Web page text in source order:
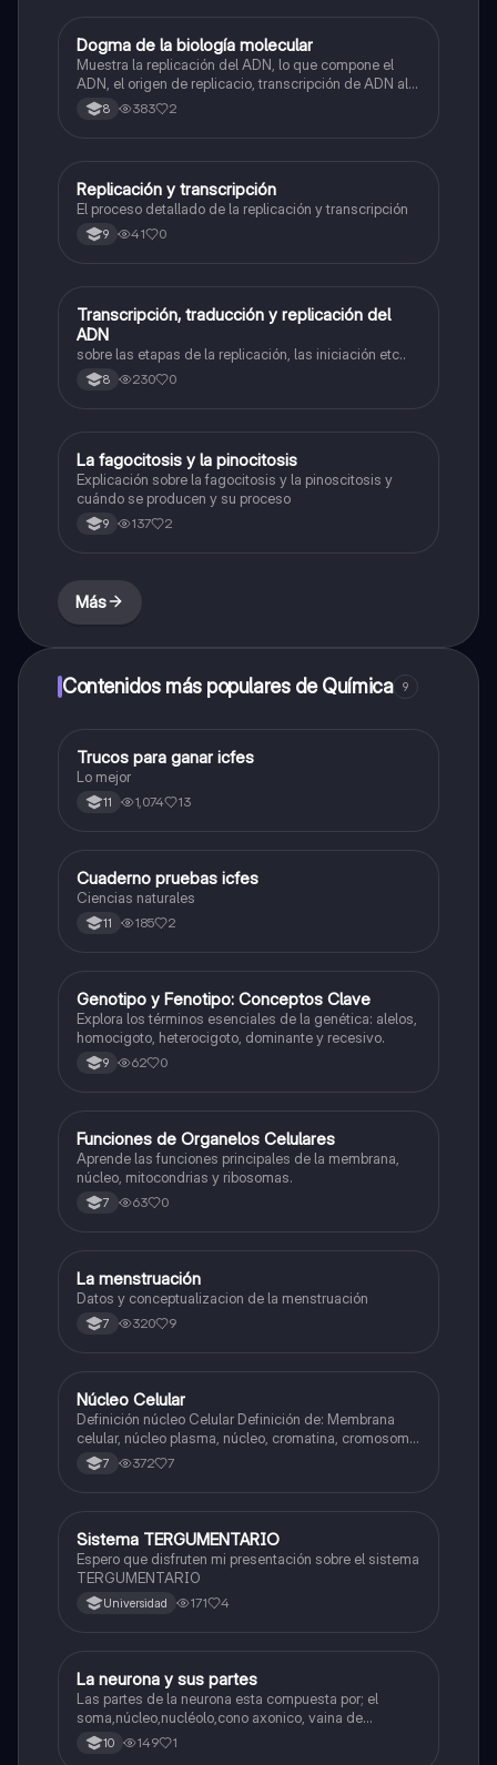
Biologia
Dogma de la biología molecular
Muestra la replicación del ADN, lo que compone el
ADN, el origen de replicacio, transcripción de ADN al
ARN y traducción de ARN a proteína.
8 383 2
Biologia
Replicación y transcripción
El proceso detallado de la replicación y transcripción
9 41 0
Biologia
Transcripción, traducción y replicación del
ADN
sobre las etapas de la replicación, las iniciación etc..
8 230 0
Biologia
La fagocitosis y la pinocitosis
Explicación sobre la fagocitosis y la pinoscitosis y
cuándo se producen y su proceso
9 137 2
Más
Contenidos más populares de Química 9
Química
Trucos para ganar icfes
Lo mejor
11 1,074 13
Biologia
Cuaderno pruebas icfes
Ciencias naturales
11 185 2
GBiologia
Genotipo y Fenotipo: Conceptos Clave
Explora los términos esenciales de la genética: alelos,
homocigoto, heterocigoto, dominante y recesivo.
9 62 0
FBiologia
Funciones de Organelos Celulares
Aprende las funciones principales de la membrana,
núcleo, mitocondrias y ribosomas.
7 63 0
Biologia
La menstruación
Datos y conceptualizacion de la menstruación
7 320 9
Biologia
Núcleo Celular
Definición núcleo Celular Definición de: Membrana
celular, núcleo plasma, núcleo, cromatina, cromosoma
Interfase Fases de la interfase
7 372 7
Biologia
Sistema TERGUMENTARIO
Espero que disfruten mi presentación sobre el sistema
TERGUMENTARIO
Universidad 171 4
Biologia
La neurona y sus partes
Las partes de la neurona esta compuesta por; el
soma,núcleo,nucléolo,cono axonico, vaina de
mielina,celula schwan,núcleo de schwann,nódulo de
Ranvier,terminal axonico Arborizacion terminal, botón
10 149 1